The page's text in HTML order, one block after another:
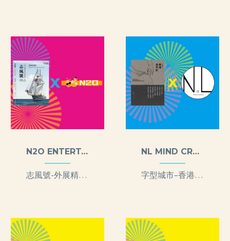
N2O ENTERTAINMENT LTD
志風號-外展精神的搖籃
NL MIND CREATIVE LTD
字型城市–香港造字匠